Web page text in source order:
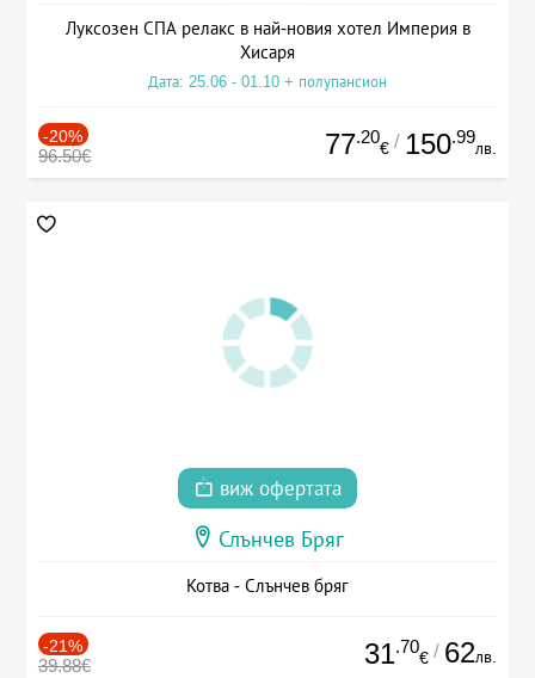
Луксозен СПА релакс в най-новия хотел Империя в
Хисаря
Дата: 25.06 - 01.10 + полупансион
-20%
96.50€ 77.20
€ / 150.99
лв.
виж офертата
Слънчев Бряг
Котва - Слънчев бряг
-21%
39.88€ 31.70
€ / 62лв.